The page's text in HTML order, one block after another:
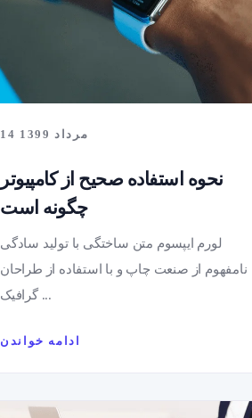
14 مرداد 1399
نحوه استفاده صحیح از کامپیوتر
چگونه است
لورم ایپسوم متن ساختگی با تولید سادگی
نامفهوم از صنعت چاپ و با استفاده از طراحان
گرافیک ...
ادامه خواندن